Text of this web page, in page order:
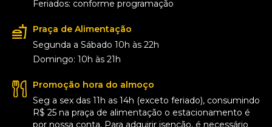
Feriados: conforme programação
Praça de Alimentação
Segunda a Sábado 10h às 22h
Domingo: 10h às 21h
Promoção hora do almoço
Seg a sex das 11h as 14h (exceto feriado), consumindo
R$ 25 na praça de alimentação o estacionamento é
por nossa conta. Para adquirir isenção, é necessário